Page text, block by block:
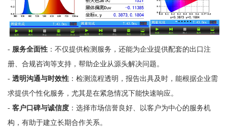
- 服务全面性：不仅提供检测服务，还能为企业提供配套的出口注
册、合规咨询等支持，帮助企业从源头解决问题。
- 透明沟通与时效性：检测流程透明，报告出具及时，能根据企业需
求提供个性化服务，尤其是在紧急情况下能快速响应。
- 客户口碑与诚信度：选择市场信誉良好、以客户为中心的服务机
构，有助于建立长期合作关系。